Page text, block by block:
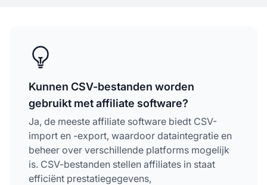
Kunnen CSV-bestanden worden
gebruikt met affiliate software?
Ja, de meeste affiliate software biedt CSV-
import en -export, waardoor dataintegratie en
beheer over verschillende platforms mogelijk
is. CSV-bestanden stellen affiliates in staat
efficiënt prestatiegegevens,